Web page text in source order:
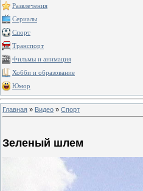
Развлечения
Сериалы
Спорт
Транспорт
Фильмы и анимация
Хобби и образование
Юмор
Главная » Видео » Спорт
Зеленый шлем